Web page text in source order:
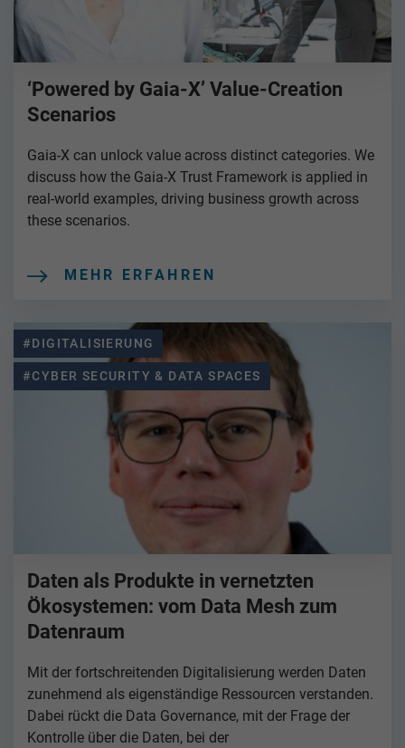
‘Powered by Gaia-X’ Value-Creation
Scenarios
Gaia-X can unlock value across distinct categories. We
discuss how the Gaia-X Trust Framework is applied in
real-world examples, driving business growth across
these scenarios.
MEHR ERFAHREN
#DIGITALISIERUNG
#CYBER SECURITY & DATA SPACES
Daten als Produkte in vernetzten
Ökosystemen: vom Data Mesh zum
Datenraum
Mit der fortschreitenden Digitalisierung werden Daten
zunehmend als eigenständige Ressourcen verstanden.
Dabei rückt die Data Governance, mit der Frage der
Kontrolle über die Daten, bei der